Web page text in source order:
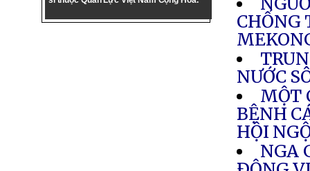
CHỐNG
NƯỚC
MỘT
BỆNH
HỘI
NGA